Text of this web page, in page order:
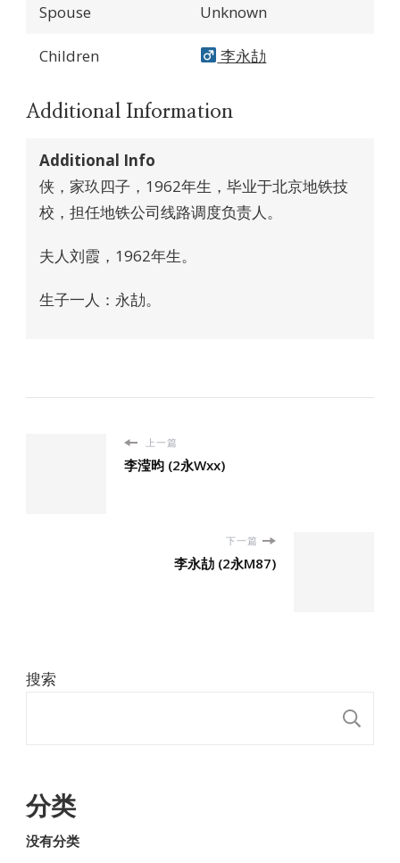
Spouse Unknown
Children 李永劼
Additional Information
Additional Info
侠，家玖四子，1962年生，毕业于北京地铁技
校，担任地铁公司线路调度负责人。
夫人刘霞，1962年生。
生子一人：永劼。
上一篇
李滢昀 (2永Wxx)
下一篇
李永劼 (2永M87)
搜索
分类
没有分类